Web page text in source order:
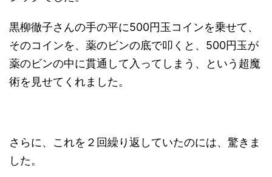
黒柳徹子さんの手の平に500円玉コインを乗せて、
そのコインを、薬のビンの底で叩くと、500円玉が
薬のビンの中に貫通して入ってしまう、という超魔
術を見せてくれました。
さらに、これを２回繰り返していたのには、驚きま
した。